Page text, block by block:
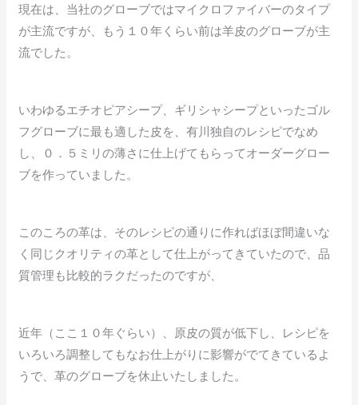
現在は、当社のグローブではマイクロファイバーのタイプ
が主流ですが、もう１０年くらい前は羊皮のグローブが主
流でした。
いわゆるエチオピアシープ、ギリシャシープといったゴル
フグローブに最も適した皮を、有川独自のレシピでなめ
し、０．５ミリの薄さに仕上げてもらってオーダーグロー
ブを作っていました。
このころの革は、そのレシピの通りに作ればほぼ間違いな
く同じクオリティの革として仕上がってきていたので、品
質管理も比較的ラクだったのですが、
近年（ここ１０年ぐらい）、原皮の質が低下し、レシピを
いろいろ調整してもなお仕上がりに影響がでてきているよ
うで、革のグローブを休止いたしました。